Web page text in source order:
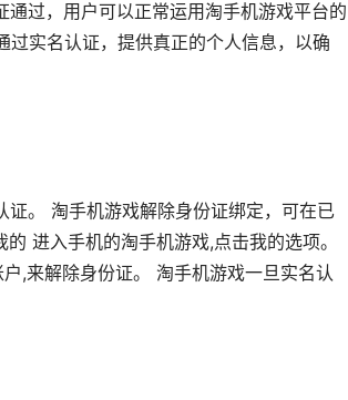
过，用户可以正常运用淘手机游戏平台的
过实名认证，提供真正的个人信息，以确
。 淘手机游戏解除身份证绑定，可在已
进入手机的淘手机游戏,点击我的选项。
,来解除身份证。 淘手机游戏一旦实名认